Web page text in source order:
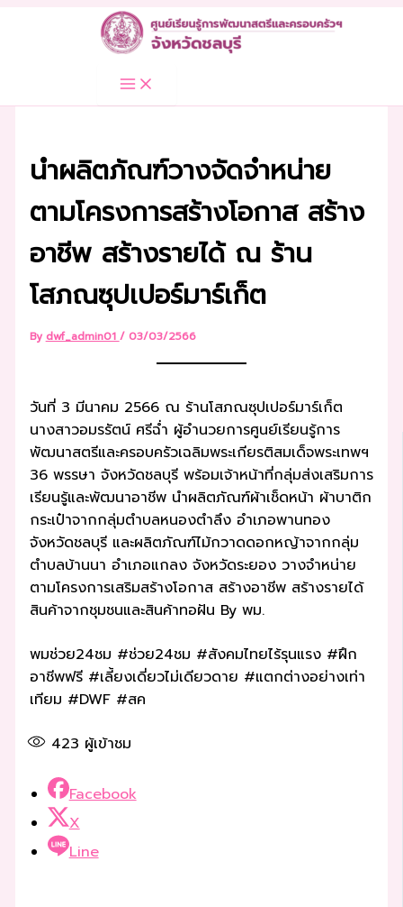
นำผลิตภัณฑ์วางจัดจำหน่าย
ตามโครงการสร้างโอกาส สร้าง
อาชีพ สร้างรายได้ ณ ร้าน
โสภณซุปเปอร์มาร์เก็ต
By dwf_admin01 / 03/03/2566
วันที่ 3 มีนาคม 2566 ณ ร้านโสภณซุปเปอร์มาร์เก็ต
นางสาวอมรรัตน์ ศรีฉ่ำ ผู้อำนวยการศูนย์เรียนรู้การ
พัฒนาสตรีและครอบครัวเฉลิมพระเกียรติสมเด็จพระเทพฯ
36 พรรษา จังหวัดชลบุรี พร้อมเจ้าหน้าที่กลุ่มส่งเสริมการ
เรียนรู้และพัฒนาอาชีพ นำผลิตภัณฑ์ผ้าเช็ดหน้า ผ้าบาติก
กระเป๋าจากกลุ่มตำบลหนองตำลึง อำเภอพานทอง
จังหวัดชลบุรี และผลิตภัณฑ์ไม้กวาดดอกหญ้าจากกลุ่ม
ตำบลบ้านนา อำเภอแกลง จังหวัดระยอง วางจำหน่าย
ตามโครงการเสริมสร้างโอกาส สร้างอาชีพ สร้างรายได้
สินค้าจากชุมชนและสินค้าทอฝัน By พม.
พมช่วย24ชม #ช่วย24ชม #สังคมไทยไร้รุนแรง #ฝึก
อาชีพฟรี #เลี้ยงเดี่ยวไม่เดียวดาย #แตกต่างอย่างเท่า
เทียม #DWF #สค
423 ผู้เข้าชม
Facebook
X
Line